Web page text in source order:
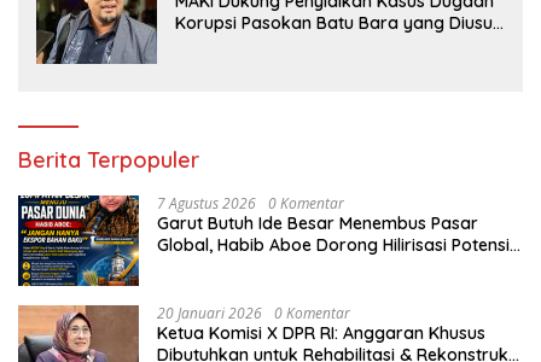
Korupsi Pasokan Batu Bara yang Diusut
Berita Terpopuler
7 Agustus 2026 0 Komentar
Garut Butuh Ide Besar Menembus Pasar
Global, Habib Aboe Dorong Hilirisasi Potensi
20 Januari 2026 0 Komentar
Ketua Komisi X DPR RI: Anggaran Khusus
Dibutuhkan untuk Rehabilitasi & Rekonstruksi